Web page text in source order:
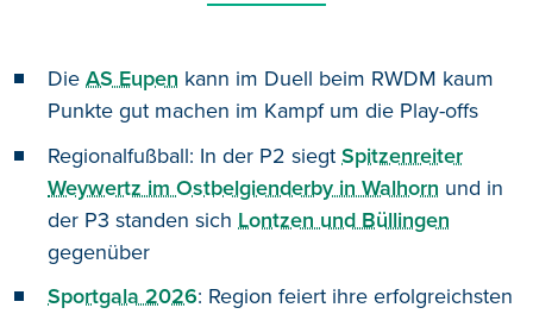
Die AS Eupen kann im Duell beim RWDM kaum
Punkte gut machen im Kampf um die Play-offs
Regionalfußball: In der P2 siegt Spitzenreiter
Weywertz im Ostbelgienderby in Walhorn und in
der P3 standen sich Lontzen und Büllingen
gegenüber
Sportgala 2026: Region feiert ihre erfolgreichsten